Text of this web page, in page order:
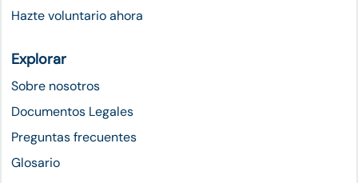
Hazte voluntario ahora
Explorar
Sobre nosotros
Documentos Legales
Preguntas frecuentes
Glosario